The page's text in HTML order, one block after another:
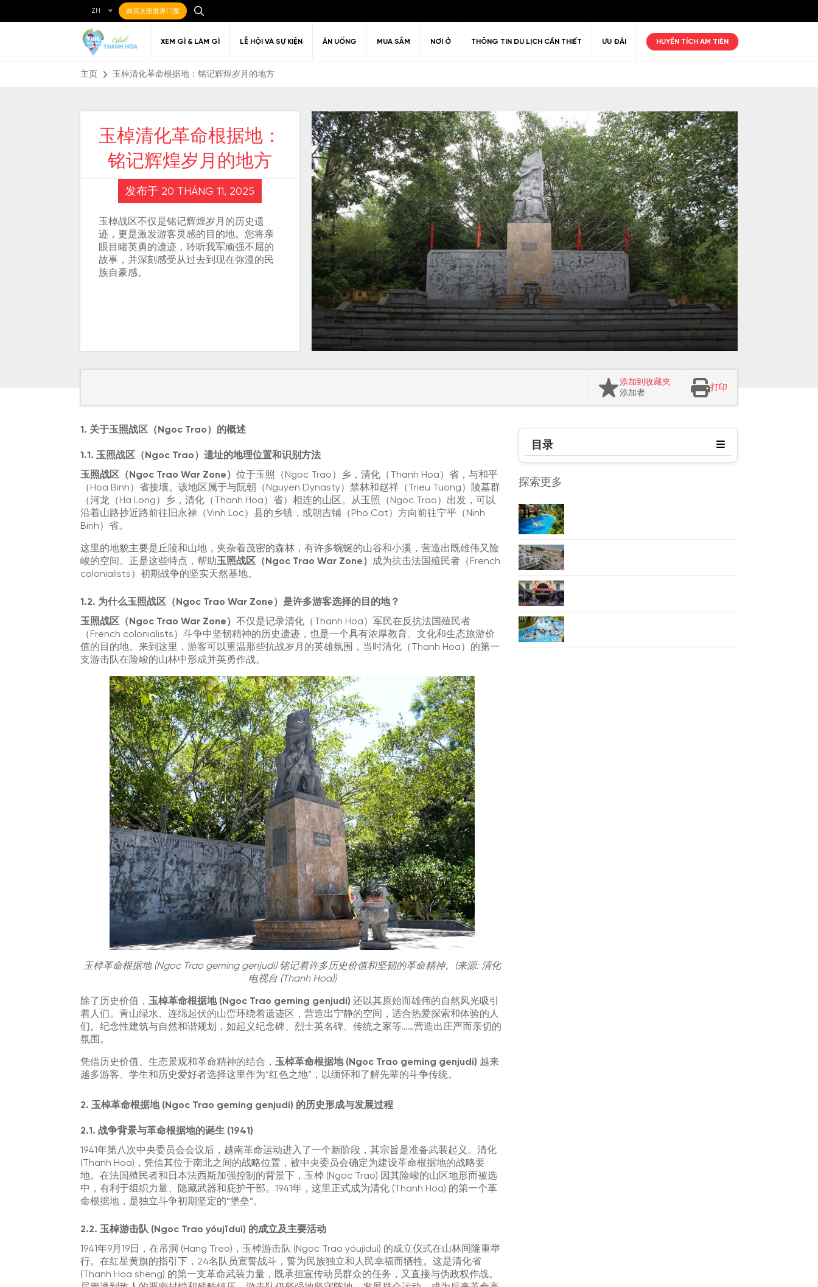
ZH 购买太阳世界门票
XEM GÌ & LÀM GÌ LỄ HỘI VÀ SỰ KIỆN ĂN UỐNG MUA SẮM NƠI Ở THÔNG TIN DU LỊCH CẦN THIẾT ƯU ĐÃI HUYỀN TÍCH AM TIÊN
Điểm đến yêu thích Nghệ thuật Kiến trúc Văn hóa Giải trí & Thư giãn Thiên nhiên Golf
Ẩm thực Địa phương Địa điểm ăn uống Giải trí về đêm
Về Thanh Hóa Đi đến Thanh Hóa
Di chuyển quanh
Thanh Hóa
Câu hỏi thường gặp Chính sách thị thực
主页 玉棹清化革命根据地：铭记辉煌岁月的地方
玉棹清化革命根据地：
铭记辉煌岁月的地方
发布于 20 THÁNG 11, 2025
玉棹战区不仅是铭记辉煌岁月的历史遗
迹，更是激发游客灵感的目的地。您将亲
眼目睹英勇的遗迹，聆听我军顽强不屈的
故事，并深刻感受从过去到现在弥漫的民
族自豪感。
添加到收藏夹
添加者
打印
1. 关于玉照战区（Ngoc Trao）的概述
1.1. 玉照战区（Ngoc Trao）遗址的地理位置和识别方法
玉照战区（Ngoc Trao War Zone） 位于玉照（Ngoc Trao）乡，清化（Thanh Hoa）省，与和平
（Hoa Binh）省接壤。该地区属于与阮朝（Nguyen Dynasty）禁林和赵祥（Trieu Tuong）陵墓群
（河龙（Ha Long）乡，清化（Thanh Hoa）省）相连的山区。从玉照（Ngoc Trao）出发，可以
沿着山路抄近路前往旧永禄（Vinh Loc）县的乡镇，或朝吉铺（Pho Cat）方向前往宁平（Ninh
Binh）省。
这里的地貌主要是丘陵和山地，夹杂着茂密的森林，有许多蜿蜒的山谷和小溪，营造出既雄伟又险
峻的空间。正是这些特点，帮助玉照战区（Ngoc Trao War Zone） 成为抗击法国殖民者（French
colonialists）初期战争的坚实天然基地。
1.2. 为什么玉照战区（Ngoc Trao War Zone）是许多游客选择的目的地？
玉照战区（Ngoc Trao War Zone） 不仅是记录清化（Thanh Hoa）军民在反抗法国殖民者
（French colonialists）斗争中坚韧精神的历史遗迹，也是一个具有浓厚教育、文化和生态旅游价
值的目的地。来到这里，游客可以重温那些抗战岁月的英雄氛围，当时清化（Thanh Hoa）的第一
支游击队在险峻的山林中形成并英勇作战。
玉棹革命根据地 (Ngoc Trao geming genjudi) 铭记着许多历史价值和坚韧的革命精神。(来源: 清化
电视台 (Thanh Hoa))
除了历史价值， 玉棹革命根据地 (Ngoc Trao geming genjudi) 还以其原始而雄伟的自然风光吸引
着人们。青山绿水、连绵起伏的山峦环绕着遗迹区，营造出宁静的空间，适合热爱探索和体验的人
们。纪念性建筑与自然和谐规划，如起义纪念碑、烈士英名碑、传统之家等……营造出庄严而亲切的
氛围。
凭借历史价值、生态景观和革命精神的结合， 玉棹革命根据地 (Ngoc Trao geming genjudi) 越来
越多游客、学生和历史爱好者选择这里作为“红色之地”，以缅怀和了解先辈的斗争传统。
2. 玉棹革命根据地 (Ngoc Trao geming genjudi) 的历史形成与发展过程
2.1. 战争背景与革命根据地的诞生 (1941)
1941年第八次中央委员会会议后，越南革命运动进入了一个新阶段，其宗旨是准备武装起义。清化
(Thanh Hoa)，凭借其位于南北之间的战略位置，被中央委员会确定为建设革命根据地的战略要
地。在法国殖民者和日本法西斯加强控制的背景下，玉棹 (Ngoc Trao) 因其险峻的山区地形而被选
中，有利于组织力量、隐藏武器和庇护干部。1941年，这里正式成为清化 (Thanh Hoa) 的第一个革
命根据地，是独立斗争初期坚定的“堡垒”。
2.2. 玉棹游击队 (Ngoc Trao yóujīduì) 的成立及主要活动
1941年9月19日，在吊洞 (Hang Treo)，玉棹游击队 (Ngoc Trao yóujīduì) 的成立仪式在山林间隆重举
行。在红星黄旗的指引下，24名队员宣誓战斗，誓为民族独立和人民幸福而牺牲。这是清化省
(Thanh Hoa sheng) 的第一支革命武装力量，既承担宣传动员群众的任务，又直接与伪政权作战。
目录
探索更多